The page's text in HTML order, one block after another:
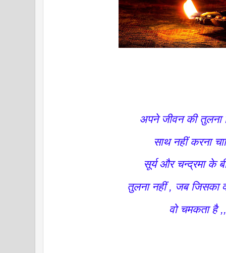
अपने जीवन की
साथ नहीं करना
सूर्य और चन्द्रमा के
तुलना नहीं , जब जिसका
वो चमकता है